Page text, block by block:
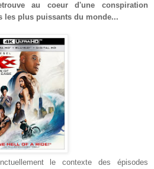
au coeur d'une conspiration
les plus puissants du monde...
le contexte des épisodes